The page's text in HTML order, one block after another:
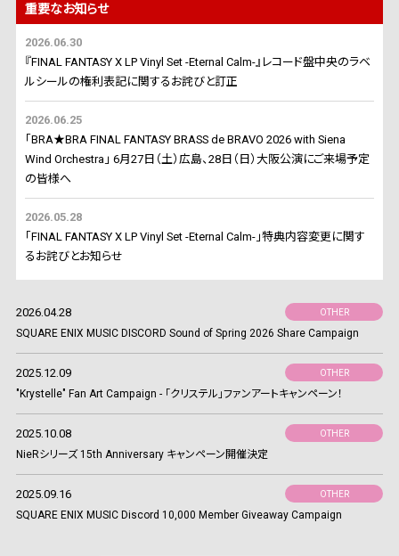
重要なお知らせ
2026.06.30
『FINAL FANTASY X LP Vinyl Set -Eternal Calm-』レコード盤中央のラベ
ルシールの権利表記に関するお詫びと訂正
2026.06.25
「BRA★BRA FINAL FANTASY BRASS de BRAVO 2026 with Siena
Wind Orchestra」 6月27日（土）広島、28日（日）大阪公演にご来場予定
の皆様へ
2026.05.28
「FINAL FANTASY X LP Vinyl Set -Eternal Calm-」特典内容変更に関す
るお詫びとお知らせ
OTHER
2026.04.28
SQUARE ENIX MUSIC DISCORD Sound of Spring 2026 Share Campaign
OTHER
2025.12.09
"Krystelle" Fan Art Campaign - 「クリステル」ファンアートキャンペーン！
OTHER
2025.10.08
NieRシリーズ 15th Anniversary キャンペーン開催決定
OTHER
2025.09.16
SQUARE ENIX MUSIC Discord 10,000 Member Giveaway Campaign